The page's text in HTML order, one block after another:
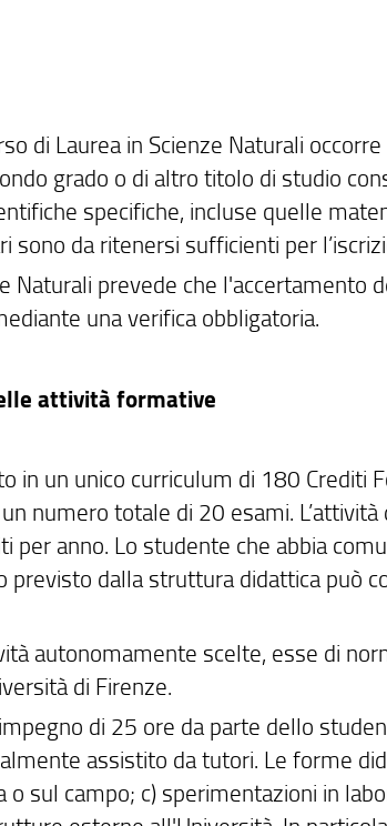
di Laurea in Scienze Naturali
grado o di altro titolo di studio
specifiche, incluse quelle
sono da ritenersi sufficienti per
Naturali prevede che l'accertamento
una verifica obbligatoria.
attività formative
in un unico curriculum di 180 Crediti
numero totale di 20 esami.
per anno. Lo studente che abbia
previsto dalla struttura didattica può
autonomamente scelte, esse di
di Firenze.
di 25 ore da parte dello
assistito da tutori. Le forme
o sul campo; c) sperimentazioni in